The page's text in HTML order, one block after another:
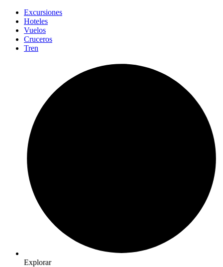
Excursiones
Hoteles
Vuelos
Cruceros
Tren
Explorar